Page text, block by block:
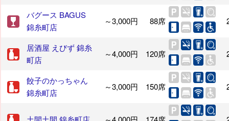
バグース BAGUS
錦糸町店
～3,000円 88席
居酒屋 えびず 錦糸
町店
～4,000円 120席
餃子のかっちゃん
錦糸町店
～3,000円 150席